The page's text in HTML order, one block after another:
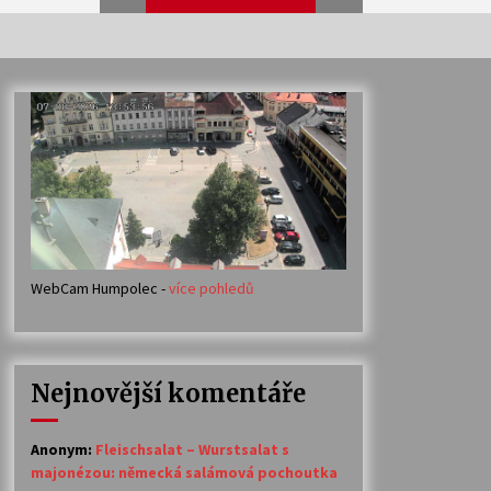
Veselí muzikanti
30. 7. 2026
Votavžatský ploty
23. 7. 2026
14. 7. 2026
30. 6. 2026
WebCam Humpolec -více pohledů
Nejnovější komentáře
Anonym: Fleischsalat – Wurstsalat s
majonézou: německá salámová pochoutka